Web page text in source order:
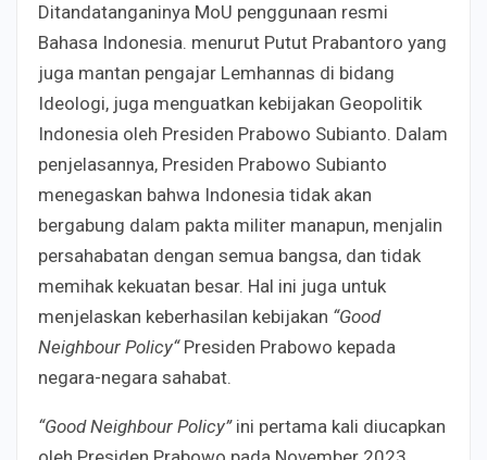
Ditandatanganinya MoU penggunaan resmi
Bahasa Indonesia. menurut Putut Prabantoro yang
juga mantan pengajar Lemhannas di bidang
Ideologi, juga menguatkan kebijakan Geopolitik
Indonesia oleh Presiden Prabowo Subianto. Dalam
penjelasannya, Presiden Prabowo Subianto
menegaskan bahwa Indonesia tidak akan
bergabung dalam pakta militer manapun, menjalin
persahabatan dengan semua bangsa, dan tidak
memihak kekuatan besar. Hal ini juga untuk
menjelaskan keberhasilan kebijakan “Good
Neighbour Policy“Presiden Prabowo kepada
negara-negara sahabat.
“Good Neighbour Policy”ini pertama kali diucapkan